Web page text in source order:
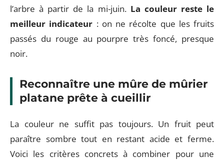
l’arbre à partir de la mi-juin. La couleur reste le
meilleur indicateur : on ne récolte que les fruits
passés du rouge au pourpre très foncé, presque
noir.
Reconnaître une mûre de mûrier
platane prête à cueillir
La couleur ne suffit pas toujours. Un fruit peut
paraître sombre tout en restant acide et ferme.
Voici les critères concrets à combiner pour une